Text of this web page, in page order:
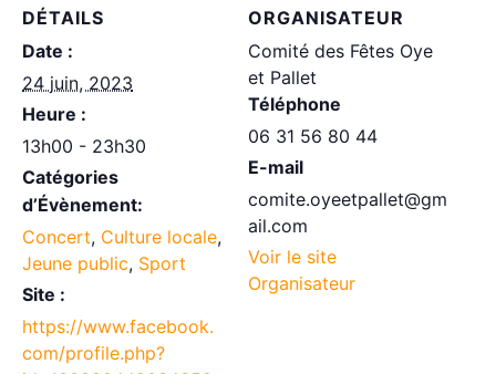
DÉTAILS
Date :
24 juin, 2023
Heure :
13h00 - 23h30
Catégories
d’Évènement:
Concert, Culture locale,
Jeune public, Sport
Site :
https://www.facebook.
com/profile.php?
ORGANISATEUR
Comité des Fêtes Oye
et Pallet
Téléphone
06 31 56 80 44
E-mail
comite.oyeetpallet@gm
ail.com
Voir le site
Organisateur